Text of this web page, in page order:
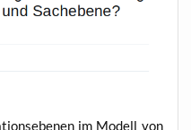
im Modell von